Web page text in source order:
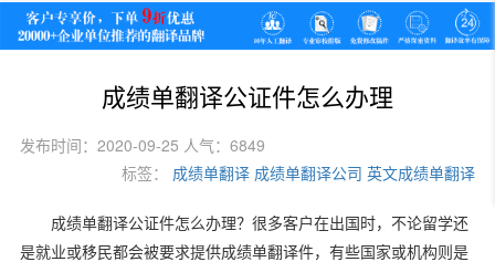
成绩单翻译公证件怎么办理
发布时间：2020-09-25 人气：6849
标签：
成绩单翻译 成绩单翻译公司 英文成绩单翻译
成绩单翻译公证件怎么办理？很多客户在出国时，不论留学还
是就业或移民都会被要求提供成绩单翻译件，有些国家或机构则是